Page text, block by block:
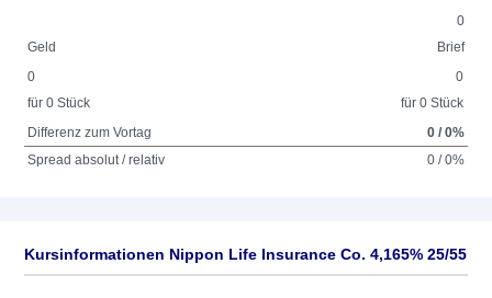
0
Geld
Brief
0
für 0 Stück
0
für 0 Stück
Differenz zum Vortag
0 / 0%
Spread absolut / relativ
0 / 0%
Kursinformationen Nippon Life Insurance Co. 4,165% 25/55